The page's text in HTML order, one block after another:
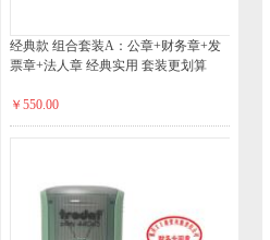
经典款 组合套装A：公章+财务章+发
票章+法人章 经典实用 套装更划算
￥550.00